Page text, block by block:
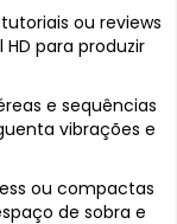
ou reviews
para produzir
e sequências
vibrações e
ou compactas
de sobra e